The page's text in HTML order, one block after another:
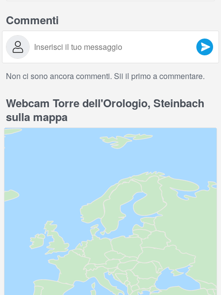
Commenti
Non ci sono ancora commenti. Sii il primo a commentare.
Webcam Torre dell'Orologio, Steinbach
sulla mappa